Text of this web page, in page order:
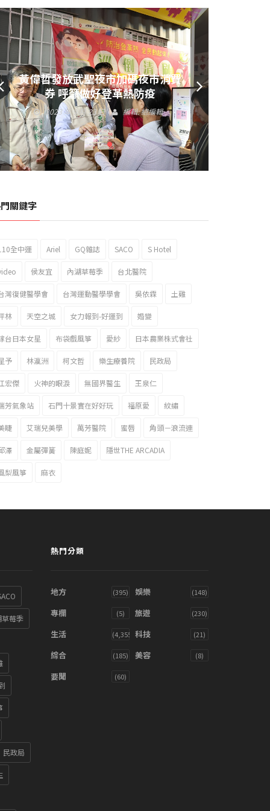
黃偉哲發放武聖夜市加碼夜市消費
券 呼籲做好登革熱防疫
2023 年 9 月 23 日 編輯:總編輯
關鍵字
全中運 Ariel GQ雜誌 SACO S Hotel
侯友宜 內湖草莓季 台北醫院
灣復健醫學會 台灣運動醫學學會 吳依霖 土雞
林 天空之城 女力報到-好運到 婚變
台日本女星 布袋戲風箏 愛紗 日本農業株式會社
予 林瀛洲 柯文哲 樂生療養院 民政局
宏傑 火神的眼淚 無國界醫生 王泉仁
芳氣象站 石門十景實在好好玩 福原愛 紋繡
睫 艾瑞兒美學 萬芳醫院 蜜唇 角頭－浪流連
澤 金屬彈簧 陳庭妮 隱世THE ARCADIA
梨風箏 麻衣
草莓季
民政局
熱門分類
地方 (395) 娛樂 (148)
專欄 (5) 旅遊 (230)
生活 (4,355) 科技 (21)
綜合 (185) 美容 (8)
要聞 (60)